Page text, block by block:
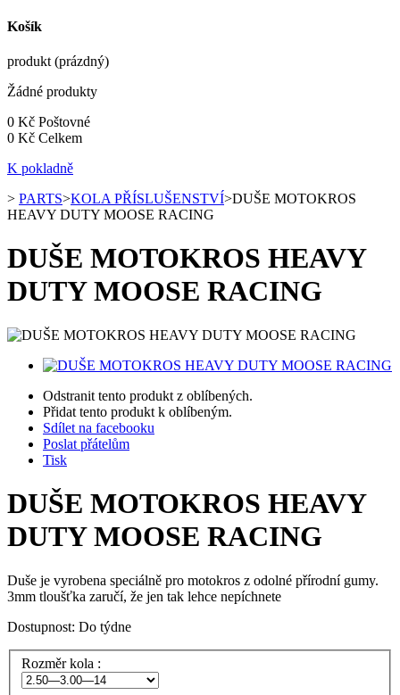
Košík
produkt (prázdný)
Žádné produkty
0 Kč Poštovné
0 Kč Celkem
K pokladně
> PARTS>KOLA PŘÍSLUŠENSTVÍ>DUŠE MOTOKROS
HEAVY DUTY MOOSE RACING
DUŠE MOTOKROS HEAVY
DUTY MOOSE RACING
Odstranit tento produkt z oblíbených.
Přidat tento produkt k oblíbeným.
Sdílet na facebooku
Poslat přátelům
Tisk
DUŠE MOTOKROS HEAVY
DUTY MOOSE RACING
Duše je vyrobena speciálně pro motokros z odolné přírodní gumy.
3mm tloušťka zaručí, že jen tak lehce nepíchnete
Dostupnost: Do týdne
Rozměr kola :